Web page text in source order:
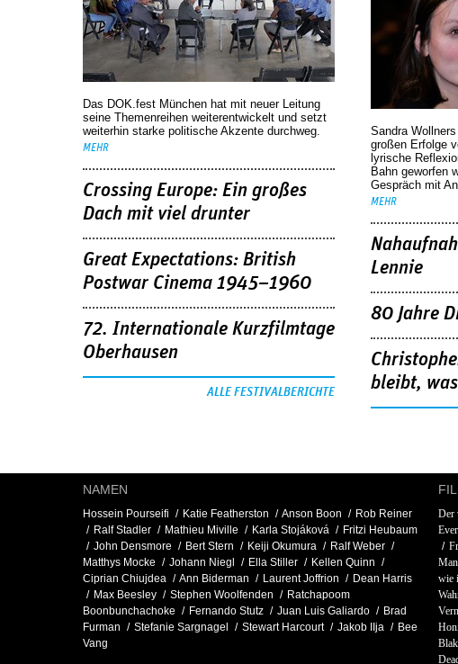
Das DOK.fest München hat mit neuer Leitung
seine Themenreihen weiterentwickelt und setzt
weiterhin starke politische Akzente durchweg.
MEHR
Crossing Europe: Ein großes
Dach mit viel drunter
Great Expectations: British
Postwar Cinema 1945–1960
72. Internationale Kurzfilmtage
Oberhausen
ALLE FESTIVALBERICHTE
Sandra
großen Erfolge
lyrische
Bahn geworfen
Gespräch mit
MEHR
Lennie
80 Jahre
bleibt,
NAMEN
Hossein Pourseifi Katie Featherston Anson Boon
Rob Reiner
Ralf Stadler
Mathieu Miville Karla Stojáková
Fritzi Heubaum
John Densmore
Bert Stern Keiji Okumura
Ralf Weber
Matthys Mocke
Johann Niegl Ella Stiller
Kellen Quinn
Ciprian Chiujdea
Ann Biderman Laurent Joffrion
Dean Harris
Max Beesley
Stephen Woolfenden
Ratchapoom
Boonbunchachoke
Fernando Stutz Juan Luis Galiardo
Brad
Furman
Stefanie Sargnagel Stewart Harcourt Jakob IIja
Bee
Vang
Der
wie